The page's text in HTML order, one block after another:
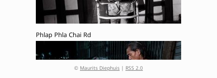
Phlap Phla Chai Rd
© Maurits Diephuis | RSS 2.0